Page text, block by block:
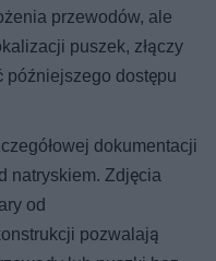
przewodów, ale
puszek, złączy
późniejszego dostępu
dokumentacji
natryskiem. Zdjęcia
od
pozwalają